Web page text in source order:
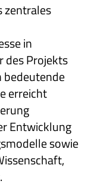
zentrales
in
des Projekts
bedeutende
erreicht
Entwicklung
sowie